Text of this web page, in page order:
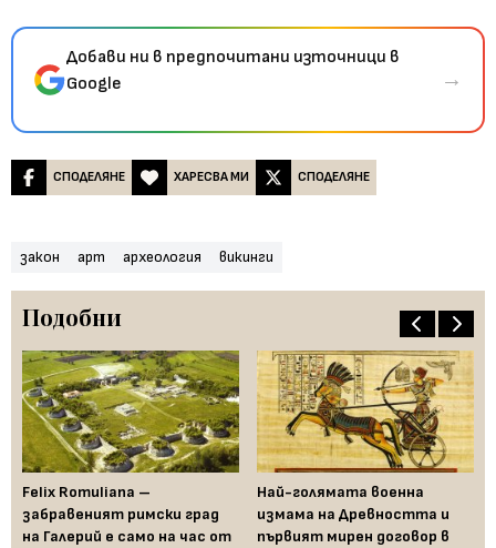
Добави ни в предпочитани източници в
Google
→
СПОДЕЛЯНЕ ХАРЕСВА МИ СПОДЕЛЯНЕ
закон арт археология викинги
Подобни
Felix Romuliana –
забравеният римски град
на Галерий е само на час от
Най-голямата военна
измама на Древността и
първият мирен договор в